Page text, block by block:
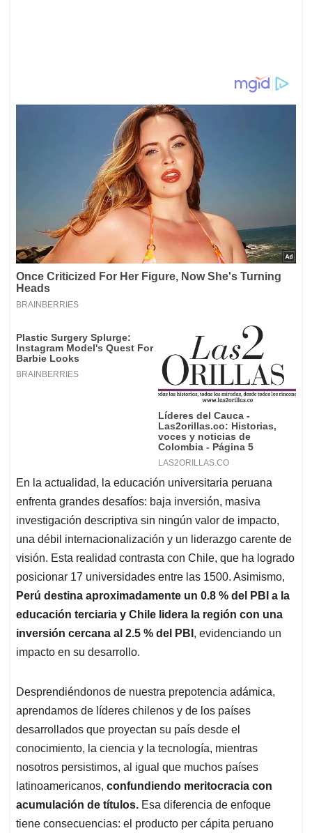
En la actualidad, la educación universitaria peruana
enfrenta grandes desafíos: baja inversión, masiva
investigación descriptiva sin ningún valor de impacto,
una débil internacionalización y un liderazgo carente de
visión. Esta realidad contrasta con Chile, que ha logrado
posicionar 17 universidades entre las 1500. Asimismo,
Perú destina aproximadamente un 0.8 % del PBI a la
educación terciaria y Chile lidera la región con una
inversión cercana al 2.5 % del PBI , evidenciando un
impacto en su desarrollo.
Desprendiéndonos de nuestra prepotencia adámica,
aprendamos de líderes chilenos y de los países
desarrollados que proyectan su país desde el
conocimiento, la ciencia y la tecnología, mientras
nosotros persistimos, al igual que muchos países
latinoamericanos, confundiendo meritocracia con
acumulación de títulos. Esa diferencia de enfoque
tiene consecuencias: el producto per cápita peruano